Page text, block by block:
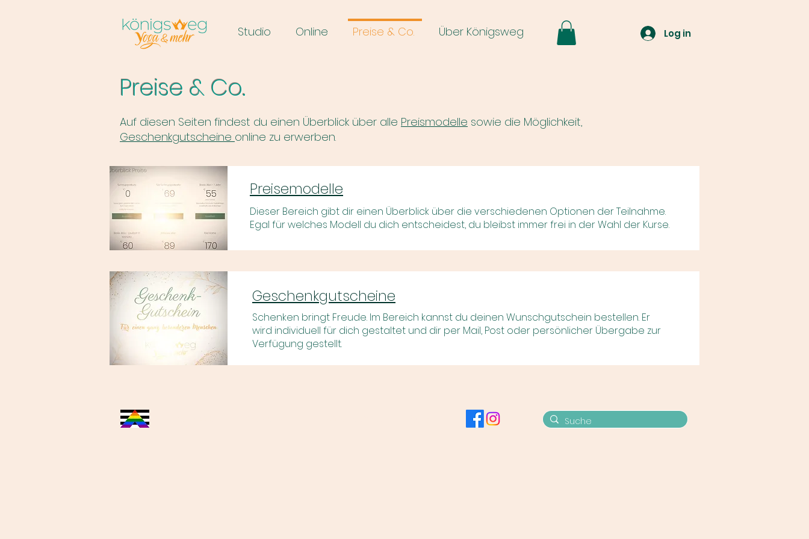
Studio Online Preise & Co. Über Königsweg Log in
Preise & Co.
Auf diesen Seiten findest du einen Überblick über alle Preismodelle sowie die Möglichkeit,
Geschenkgutscheine online zu erwerben.
Preisemodelle
Dieser Bereich gibt dir einen Überblick über die verschiedenen Optionen der Teilnahme.
Egal für welches Modell du dich entscheidest, du bleibst immer frei in der Wahl der Kurse.
Geschenkgutscheine
Schenken bringt Freude. Im Bereich kannst du deinen Wunschgutschein bestellen. Er
wird individuell für dich gestaltet und dir per Mail, Post oder persönlicher Übergabe zur
Verfügung gestellt.